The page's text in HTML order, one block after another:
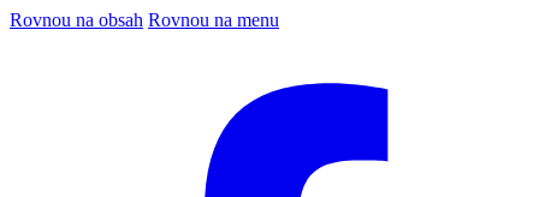
Rovnou na obsah Rovnou na menu